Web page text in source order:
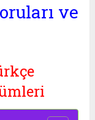
ve